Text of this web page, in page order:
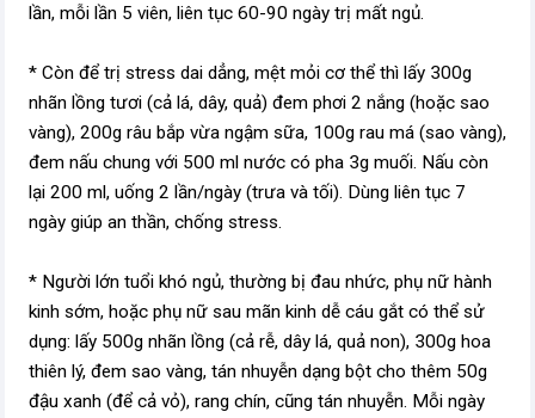
lần, mỗi lần 5 viên, liên tục 60-90 ngày trị mất ngủ.
* Còn để trị stress dai dẳng, mệt mỏi cơ thể thì lấy 300g
nhãn lồng tươi (cả lá, dây, quả) đem phơi 2 nắng (hoặc sao
vàng), 200g râu bắp vừa ngậm sữa, 100g rau má (sao vàng),
đem nấu chung với 500 ml nước có pha 3g muối. Nấu còn
lại 200 ml, uống 2 lần/ngày (trưa và tối). Dùng liên tục 7
ngày giúp an thần, chống stress.
* Người lớn tuổi khó ngủ, thường bị đau nhức, phụ nữ hành
kinh sớm, hoặc phụ nữ sau mãn kinh dễ cáu gắt có thể sử
dụng: lấy 500g nhãn lồng (cả rễ, dây lá, quả non), 300g hoa
thiên lý, đem sao vàng, tán nhuyễn dạng bột cho thêm 50g
đậu xanh (để cả vỏ), rang chín, cũng tán nhuyễn. Mỗi ngày